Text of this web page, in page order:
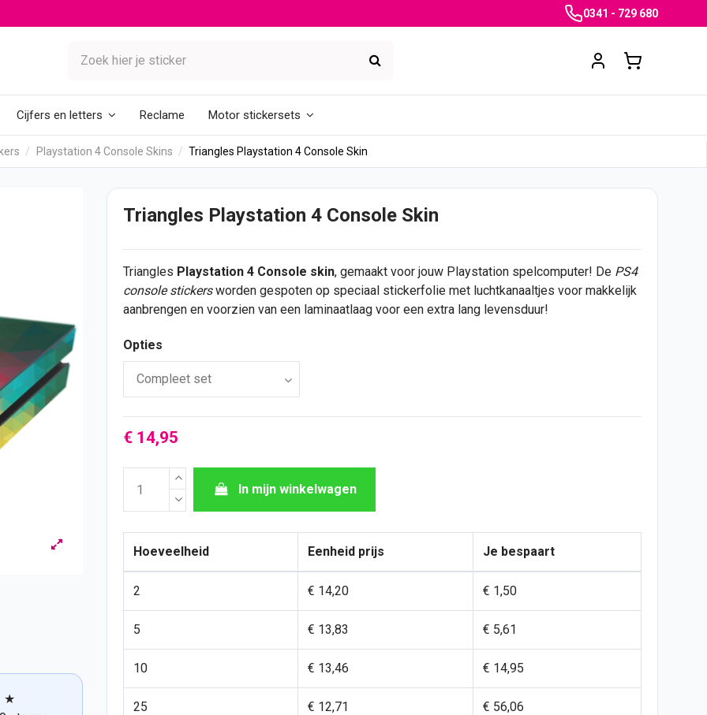
0341 - 729 680
Cijfers en letters Reclame Motor stickersets
Playstation 4 Console Skins Triangles Playstation 4 Console Skin
★
Triangles Playstation 4 Console Skin
Triangles Playstation 4 Console skin, gemaakt voor jouw Playstation spelcomputer! De PS4
consolestickersworden gespoten op speciaal stickerfolie met luchtkanaaltjes voor makkelijk
aanbrengen en voorzien van een laminaatlaag voor een extra lang levensduur!
Opties
€ 14,95
In mijn winkelwagen
Hoeveelheid Eenheid prijs Je bespaart
2 € 14,20 € 1,50
5 € 13,83 € 5,61
10 € 13,46 € 14,95
25 € 12,71 € 56,06